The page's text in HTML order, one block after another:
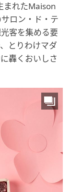
まれたMaison
ロン・ド・テ
客を集める要
とりわけマダ
轟くおいしさ